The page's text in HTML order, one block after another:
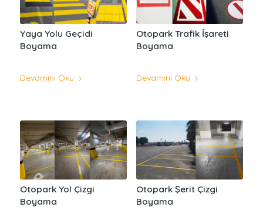
Yaya Yolu Geçidi
Boyama
Devamını Oku
Otopark Trafik İşareti
Boyama
Devamını Oku
Otopark Yol Çizgi
Boyama
Otopark Şerit Çizgi
Boyama